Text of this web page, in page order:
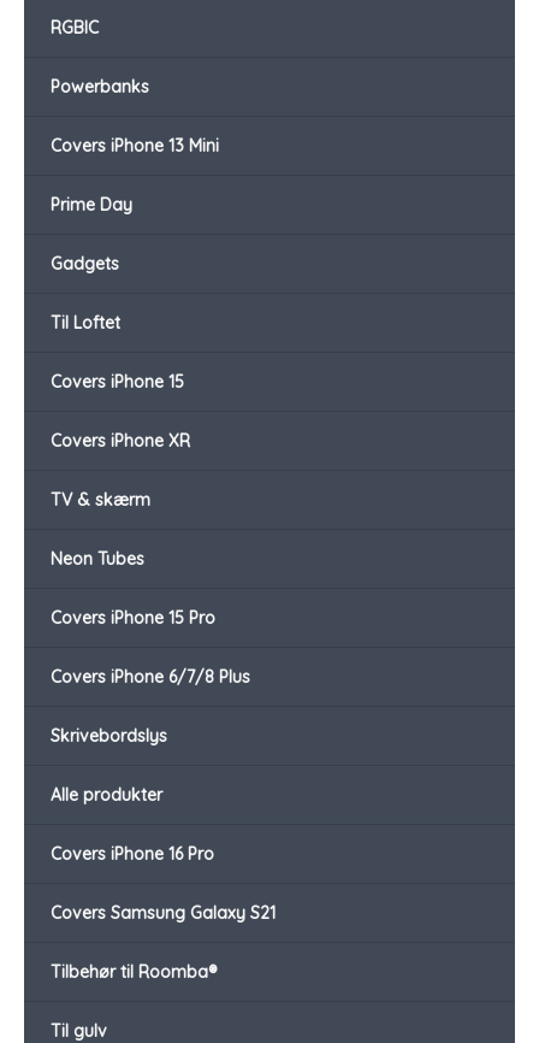
RGBIC
Powerbanks
Covers iPhone 13 Mini
Prime Day
Gadgets
Til Loftet
Covers iPhone 15
Covers iPhone XR
TV & skærm
Neon Tubes
Covers iPhone 15 Pro
Covers iPhone 6/7/8 Plus
Skrivebordslys
Alle produkter
Covers iPhone 16 Pro
Covers Samsung Galaxy S21
Tilbehør til Roomba®
Til gulv